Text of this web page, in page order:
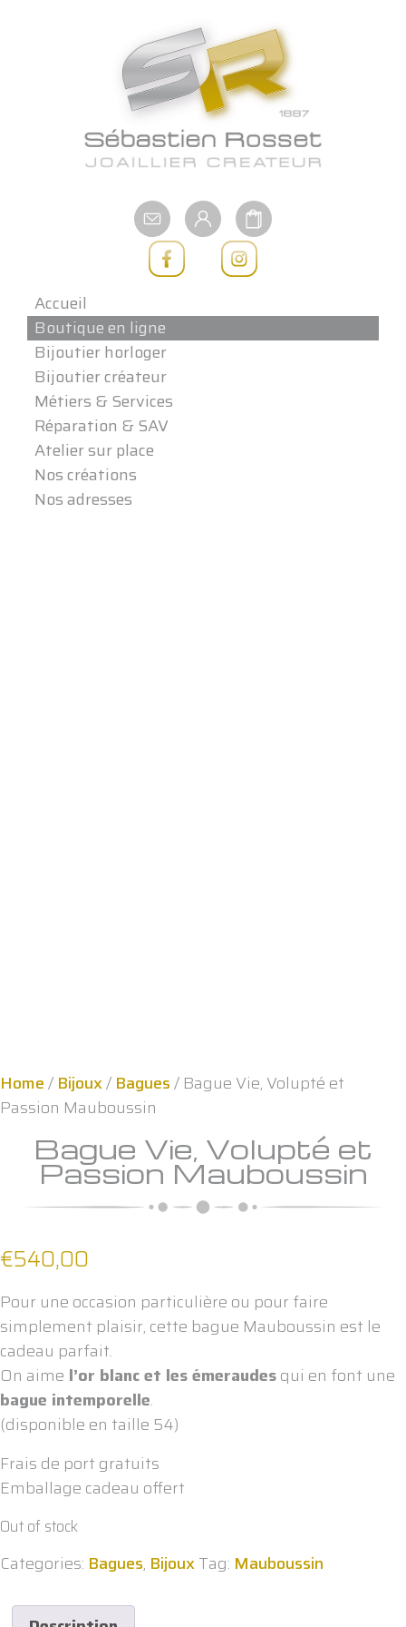
Accueil
Boutique en ligne
Bijoutier horloger
Bijoutier créateur
Métiers & Services
Réparation & SAV
Atelier sur place
Nos créations
Nos adresses
Home/ Bijoux/ Bagues/ Bague Vie, Volupté et
Passion Mauboussin
Bague Vie, Volupté et
Passion Mauboussin
€540,00
Pour une occasion particulière ou pour faire
simplement plaisir, cette bague Mauboussin est le
cadeau parfait.
On aime l’or blanc et les émeraudesqui en font une
bague intemporelle.
(disponible en taille 54)
Frais de port gratuits
Emballage cadeau offert
Out of stock
Categories: Bagues, BijouxTag: Mauboussin